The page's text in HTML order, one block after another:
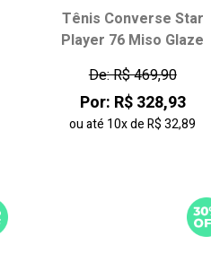
Escolha seu tamanho:
35 36
39 40
42
43
Tênis Converse Star
Player 76 Miso Glaze
De: R$ 469,90
Por: R$ 328,93
ou até 10xdeR$ 32,89